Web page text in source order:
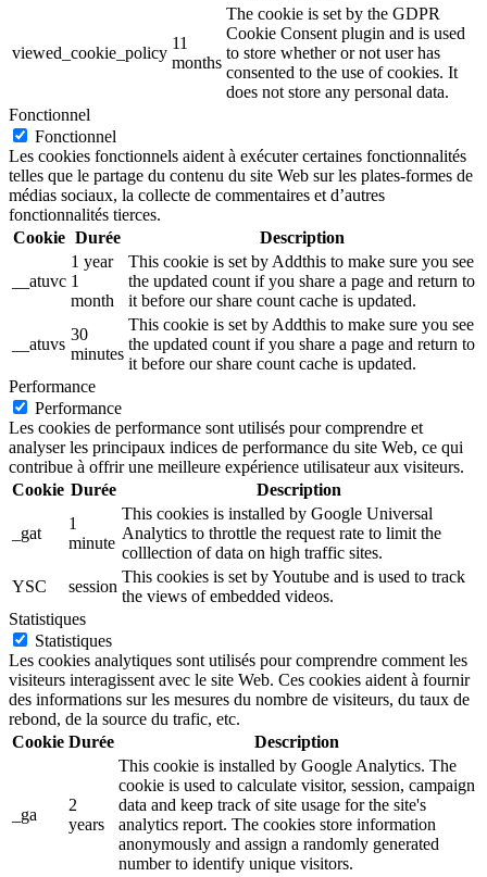
viewed_cookie_policy
11
months
The cookie is set by the GDPR
Cookie Consent plugin and is used
to store whether or not user has
consented to the use of cookies. It
does not store any personal data.
Fonctionnel
Fonctionnel
Les cookies fonctionnels aident à exécuter certaines fonctionnalités
telles que le partage du contenu du site Web sur les plates-formes de
médias sociaux, la collecte de commentaires et d’autres
fonctionnalités tierces.
Cookie Durée Description
__atuvc
1 year
1
month
This cookie is set by Addthis to make sure you see
the updated count if you share a page and return to
it before our share count cache is updated.
__atuvs
30
minutes
This cookie is set by Addthis to make sure you see
the updated count if you share a page and return to
it before our share count cache is updated.
Performance
Performance
Les cookies de performance sont utilisés pour comprendre et
analyser les principaux indices de performance du site Web, ce qui
contribue à offrir une meilleure expérience utilisateur aux visiteurs.
Cookie Durée Description
_gat
1
minute
This cookies is installed by Google Universal
Analytics to throttle the request rate to limit the
colllection of data on high traffic sites.
YSC
session
This cookies is set by Youtube and is used to track
the views of embedded videos.
Statistiques
Statistiques
Les cookies analytiques sont utilisés pour comprendre comment les
visiteurs interagissent avec le site Web. Ces cookies aident à fournir
des informations sur les mesures du nombre de visiteurs, du taux de
rebond, de la source du trafic, etc.
Cookie Durée Description
_ga
2
years
This cookie is installed by Google Analytics. The
cookie is used to calculate visitor, session, campaign
data and keep track of site usage for the site's
analytics report. The cookies store information
anonymously and assign a randomly generated
number to identify unique visitors.